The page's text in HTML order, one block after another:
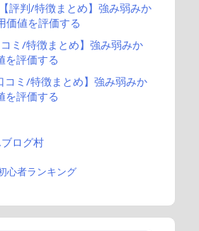
評判/特徴まとめ】強み弱みか
価値を評価する
ミ/特徴まとめ】強み弱みか
を評価する
コミ/特徴まとめ】強み弱みか
を評価する
ログ村
心者ランキング